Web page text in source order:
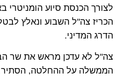
לצורך הכנסת סיוע הומניטרי
הכריז צה"ל השבוע ונאלץ
הדרג המדיני.
צה"ל לא עדכן מראש את שר
הממשלה על ההחלטה,